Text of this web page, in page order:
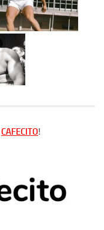
CAFECITO!